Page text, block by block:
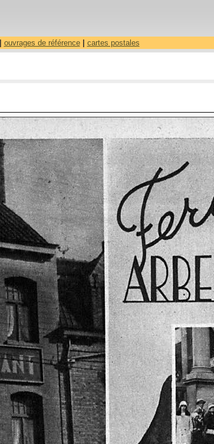
ouvrages de référence| cartes postales